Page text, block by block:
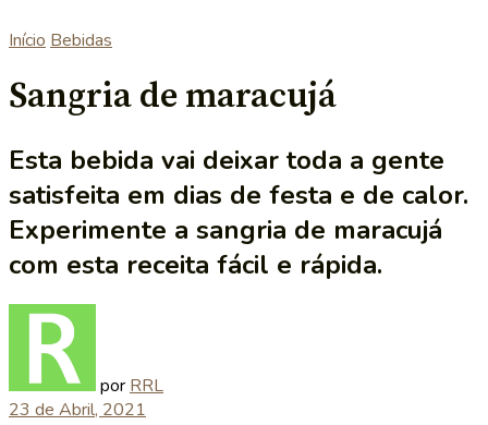
Início Bebidas
Sangria de maracujá
Esta bebida vai deixar toda a gente
satisfeita em dias de festa e de calor.
Experimente a sangria de maracujá
com esta receita fácil e rápida.
por RRL
23 de Abril, 2021